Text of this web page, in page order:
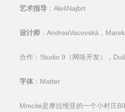
艺术指导 ： AlešNajbrt
设计师 ： AndreaVacovská，
合作： Studio 9（网络开发），
字体 ： Matter
Mmcité是摩拉维亚的一个小村庄